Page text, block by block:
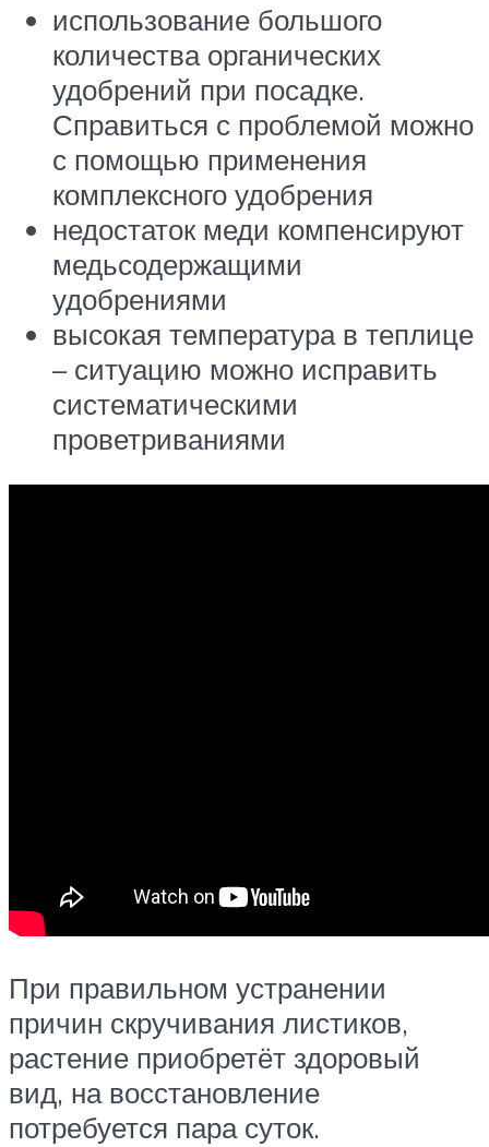
использование большого
количества органических
удобрений при посадке.
Справиться с проблемой можно
с помощью применения
комплексного удобрения
недостаток меди компенсируют
медьсодержащими
удобрениями
высокая температура в теплице
– ситуацию можно исправить
систематическими
проветриваниями
При правильном устранении
причин скручивания листиков,
растение приобретёт здоровый
вид, на восстановление
потребуется пара суток.